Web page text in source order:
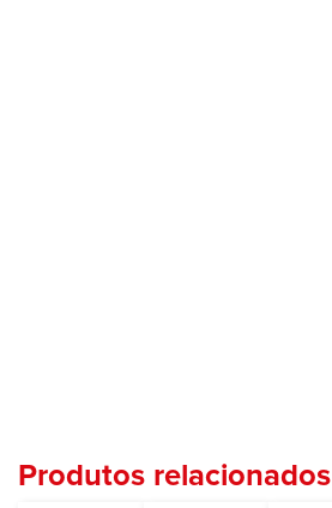
Produtos relacionados